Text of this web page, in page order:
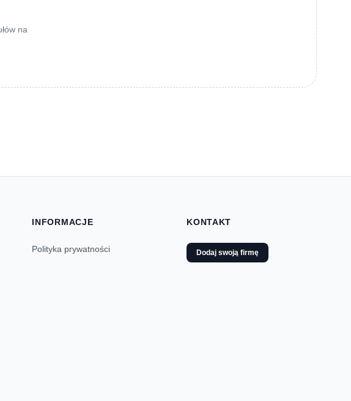
na
INFORMACJE
Polityka prywatności
KONTAKT
Dodaj swoją firmę